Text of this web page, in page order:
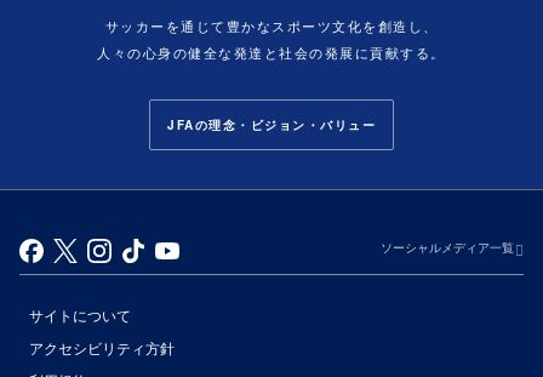
サッカーを通じて豊かなスポーツ文化を創造し、
人々の心身の健全な発達と社会の発展に貢献する。
JFAの理念・ビジョン・バリュー
ソーシャルメディア一覧
サイトについて
アクセシビリティ方針